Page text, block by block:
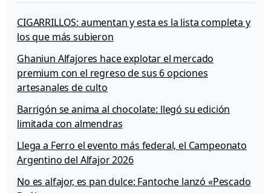
CIGARRILLOS: aumentan y esta es la lista completa y
los que más subieron
Ghaniun Alfajores hace explotar el mercado
premium con el regreso de sus 6 opciones
artesanales de culto
Barrigón se anima al chocolate: llegó su edición
limitada con almendras
Llega a Ferro el evento más federal, el Campeonato
Argentino del Alfajor 2026
No es alfajor, es pan dulce: Fantoche lanzó «Pescado